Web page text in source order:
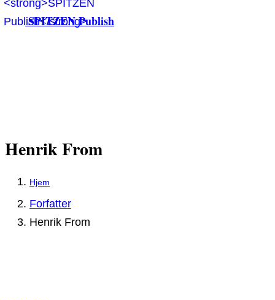
SPITZEN Publish
Henrik From
Forfatter
Henrik From